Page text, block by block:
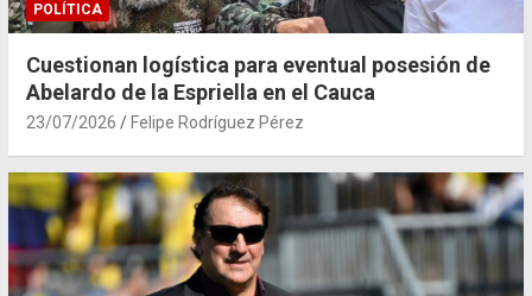
POLÍTICA
Cuestionan logística para eventual posesión de
Abelardo de la Espriella en el Cauca
23/07/2026 Felipe Rodríguez Pérez